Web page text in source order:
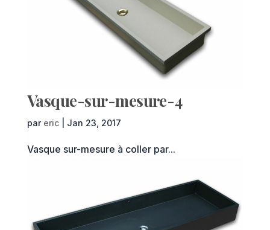
Vasque-sur-mesure-4
par eric| Jan 23, 2017
Vasque sur-mesure à coller par...